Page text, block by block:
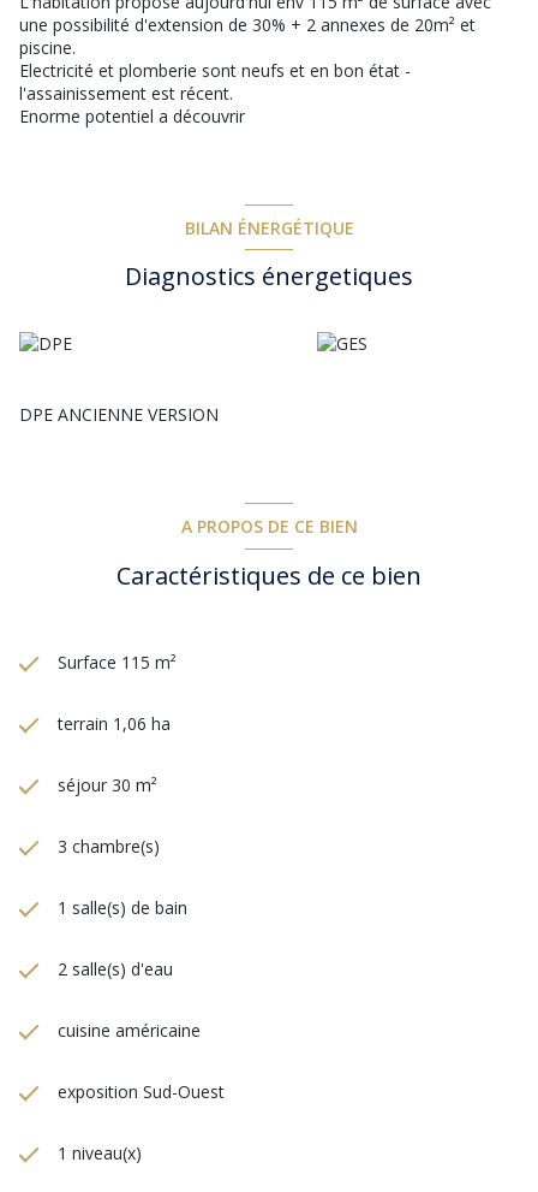
une possibilité d'extension de 30% + 2 annexes de 20m² et
piscine.
Electricité et plomberie sont neufs et en bon état -
l'assainissement est récent.
Enorme potentiel a découvrir
BILAN ÉNERGÉTIQUE
Diagnostics énergetiques
DPE ANCIENNE VERSION
A PROPOS DE CE BIEN
Caractéristiques de ce bien
Surface 115 m²
terrain 1,06 ha
séjour 30 m²
3 chambre(s)
1 salle(s) de bain
2 salle(s) d'eau
cuisine américaine
exposition Sud-Ouest
1 niveau(x)